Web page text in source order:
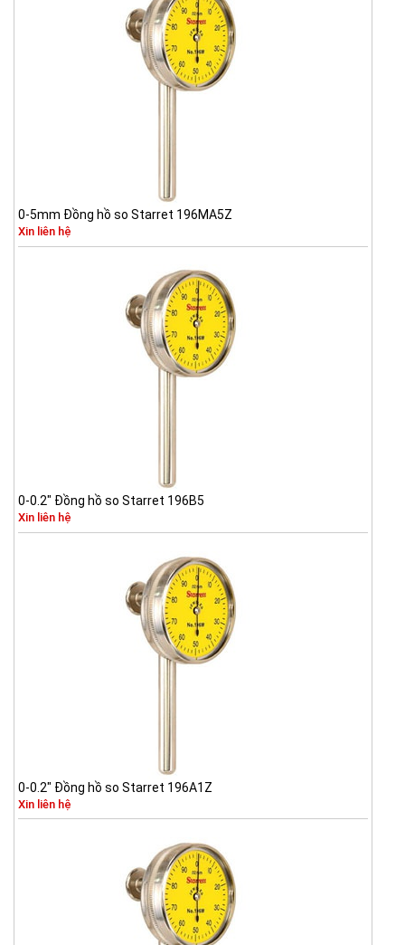
0-5mm Đồng hồ so Starret 196MA5Z
Xin liên hệ
0-0.2" Đồng hồ so Starret 196B5
Xin liên hệ
0-0.2" Đồng hồ so Starret 196A1Z
Xin liên hệ